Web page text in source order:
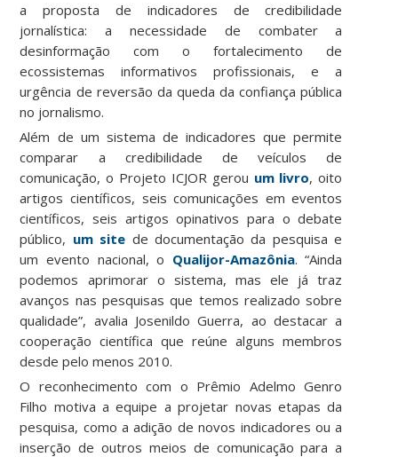
a proposta de indicadores de credibilidade
jornalística: a necessidade de combater a
desinformação com o fortalecimento de
ecossistemas informativos profissionais, e a
urgência de reversão da queda da confiança pública
no jornalismo.
Além de um sistema de indicadores que permite
comparar a credibilidade de veículos de
comunicação, o Projeto ICJOR gerou um livro, oito
artigos científicos, seis comunicações em eventos
científicos, seis artigos opinativos para o debate
público, um site de documentação da pesquisa e
um evento nacional, o Qualijor-Amazônia. “Ainda
podemos aprimorar o sistema, mas ele já traz
avanços nas pesquisas que temos realizado sobre
qualidade”, avalia Josenildo Guerra, ao destacar a
cooperação científica que reúne alguns membros
desde pelo menos 2010.
O reconhecimento com o Prêmio Adelmo Genro
Filho motiva a equipe a projetar novas etapas da
pesquisa, como a adição de novos indicadores ou a
inserção de outros meios de comunicação para a